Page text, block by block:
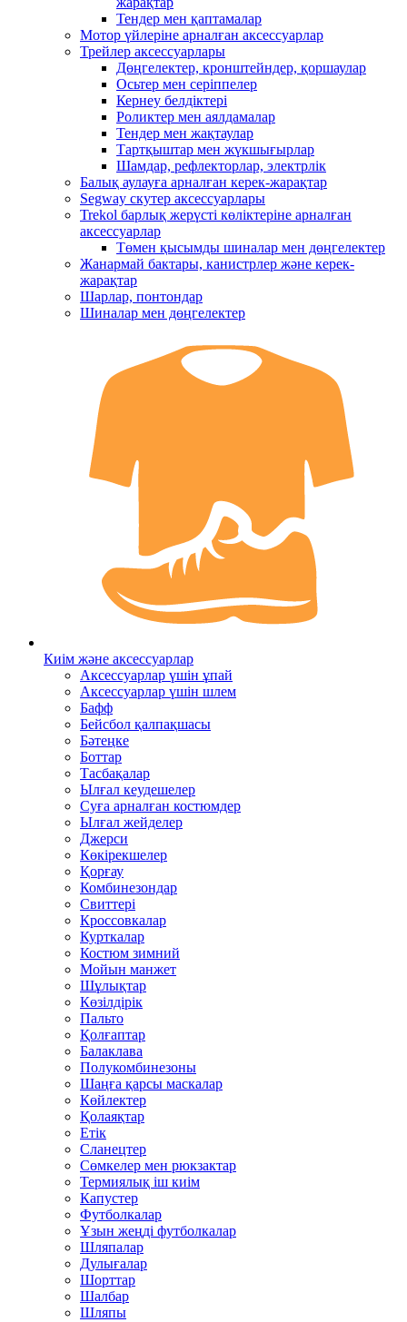
Тендер мен қаптамалар
Мотор үйлеріне арналған аксессуарлар
Трейлер аксессуарлары
Дөңгелектер, кронштейндер, қоршаулар
Осьтер мен серіппелер
Кернеу белдіктері
Роликтер мен аялдамалар
Тендер мен жақтаулар
Тартқыштар мен жүкшығырлар
Шамдар, рефлекторлар, электрлік
Балық аулауға арналған керек-жарақтар
Segway скутер аксессуарлары
Trekol барлық жерүсті көліктеріне арналған
аксессуарлар
Төмен қысымды шиналар мен дөңгелектер
Жанармай бактары, канистрлер және керек-
жарақтар
Шарлар, понтондар
Шиналар мен дөңгелектер
Киім және аксессуарлар
Аксессуарлар үшін ұпай
Аксессуарлар үшін шлем
Бафф
Бейсбол қалпақшасы
Бәтеңке
Боттар
Тасбақалар
Ылғал кеудешелер
Суға арналған костюмдер
Ылғал жейделер
Джерси
Көкірекшелер
Қорғау
Комбинезондар
Свиттері
Кроссовкалар
Курткалар
Костюм зимний
Мойын манжет
Шұлықтар
Көзілдірік
Пальто
Қолғаптар
Балаклава
Полукомбинезоны
Шаңға қарсы маскалар
Көйлектер
Қолаяқтар
Етік
Сланецтер
Сөмкелер мен рюкзактар
Термиялық іш киім
Капустер
Футболкалар
Ұзын жеңді футболкалар
Шляпалар
Дулығалар
Шорттар
Шалбар
Шляпы